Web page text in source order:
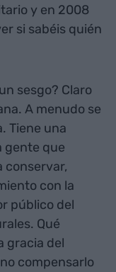
y en 2008
si sabéis quién
sesgo? Claro
A menudo se
Tiene una
gente que
conservar,
con la
público del
Qué
gracia del
compensarlo